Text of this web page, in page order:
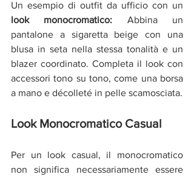
look monocromatico: Abbina un
pantalone a sigaretta beige con una
blusa in seta nella stessa tonalità e un
blazer coordinato. Completa il look con
accessori tono su tono, come una borsa
a mano e décolleté in pelle scamosciata.
Look Monocromatico Casual
Per un look casual, il monocromatico
non significa necessariamente essere